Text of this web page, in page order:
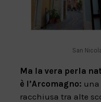
San
Ma la vera perla
è l’Arcomagno:
racchiusa tra alte